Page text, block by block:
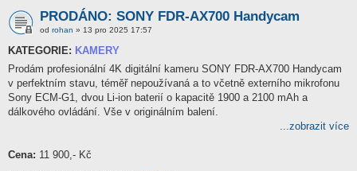
PRODÁNO: SONY FDR-AX700 Handycam
od rohan » 13 pro 2025 17:57
KATEGORIE: KAMERY
Prodám profesionální 4K digitální kameru SONY FDR-AX700 Handycam
v perfektním stavu, téměř nepoužívaná a to včetně externího mikrofonu
Sony ECM-G1, dvou Li-ion baterií o kapacitě 1900 a 2100 mAh a
dálkového ovládání. Vše v originálním balení.
...zobrazit více
Cena: 11 900,- Kč